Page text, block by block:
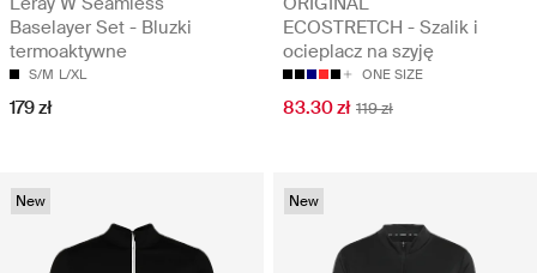
Baselayer Set - Bluzki
termoaktywne
S/M L/XL
179 zł
ECOSTRETCH - Szalik i
ocieplacz na szyję
ONE SIZE
83.30 zł 119 zł
New New